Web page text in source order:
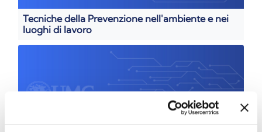
Tecniche della Prevenzione nell'ambiente e nei
luoghi di lavoro